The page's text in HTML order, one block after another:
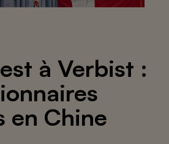
à Verbist :
en Chine